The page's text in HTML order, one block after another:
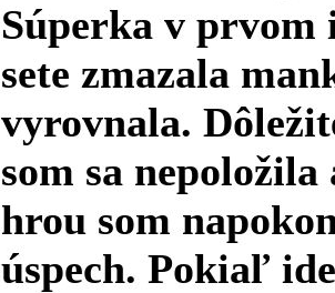
Súperka v prvom
sete zmazala
vyrovnala.
som sa
hrou som
úspech. Pokiaľ